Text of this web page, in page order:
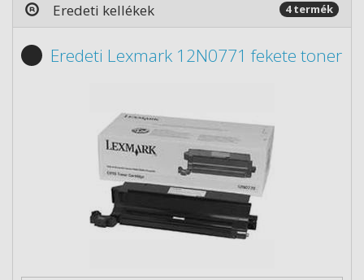
Eredeti kellékek
4 termék
Eredeti Lexmark 12N0771 fekete toner